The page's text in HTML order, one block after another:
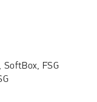
не только
и исчезновения
заговор, рискуя
SoftBox, FSG